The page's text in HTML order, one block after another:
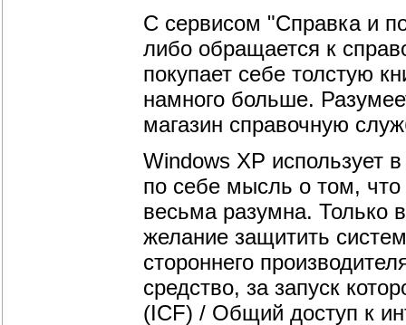
С сервисом "Справка и
либо обращается к
покупает себе толстую
намного больше.
магазин справочную
Windows XP использует
по себе мысль о том,
весьма разумна. Только
желание защитить
стороннего
средство, за запуск
(ICF) / Общий доступ к